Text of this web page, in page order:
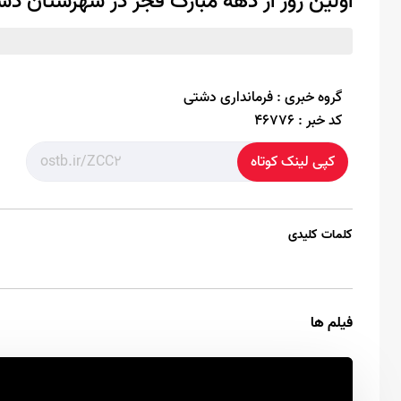
گروه خبری :فرمانداری دشتی
کد خبر :46776
کپی لینک کوتاه
کلمات کلیدی
فیلم ها